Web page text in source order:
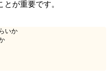
が重要です。
いか